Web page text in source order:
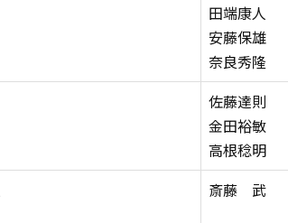
田端康人
安藤保雄
奈良秀隆
佐藤達則
金田裕敏
高根稔明
斎藤 武